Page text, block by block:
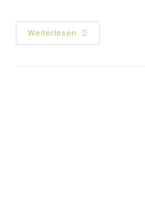
Weiterlesen